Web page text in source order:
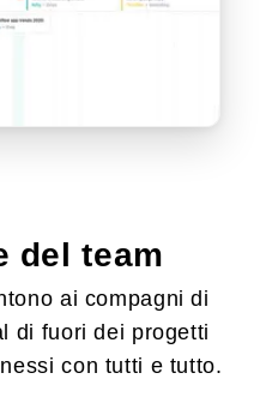
del team
ai compagni di
di fuori dei progetti
con tutti e tutto.